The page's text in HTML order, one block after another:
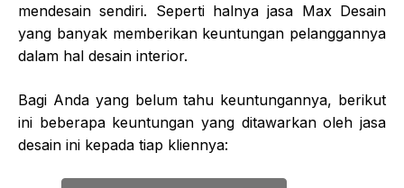
mendesain sendiri. Seperti halnya jasa Max Desain
yang banyak memberikan keuntungan pelanggannya
dalam hal desain interior.
Bagi Anda yang belum tahu keuntungannya, berikut
ini beberapa keuntungan yang ditawarkan oleh jasa
desain ini kepada tiap kliennya: